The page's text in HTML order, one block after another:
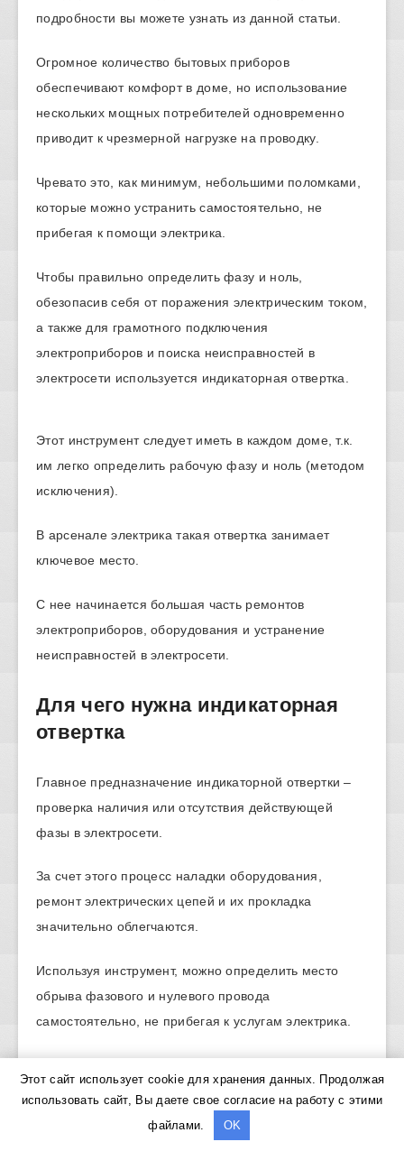
подробности вы можете узнать из данной статьи.
Огромное количество бытовых приборов
обеспечивают комфорт в доме, но использование
нескольких мощных потребителей одновременно
приводит к чрезмерной нагрузке на проводку.
Чревато это, как минимум, небольшими поломками,
которые можно устранить самостоятельно, не
прибегая к помощи электрика.
Чтобы правильно определить фазу и ноль,
обезопасив себя от поражения электрическим током,
а также для грамотного подключения
электроприборов и поиска неисправностей в
электросети используется индикаторная отвертка.
Этот инструмент следует иметь в каждом доме, т.к.
им легко определить рабочую фазу и ноль (методом
исключения).
В арсенале электрика такая отвертка занимает
ключевое место.
С нее начинается большая часть ремонтов
электроприборов, оборудования и устранение
неисправностей в электросети.
Для чего нужна индикаторная
отвертка
Главное предназначение индикаторной отвертки –
проверка наличия или отсутствия действующей
фазы в электросети.
За счет этого процесс наладки оборудования,
ремонт электрических цепей и их прокладка
значительно облегчаются.
Используя инструмент, можно определить место
обрыва фазового и нулевого провода
самостоятельно, не прибегая к услугам электрика.
работе с электричеством, определяя наличие тока в
Этот сайт использует cookie для хранения данных. Продолжая
использовать сайт, Вы даете свое согласие на работу с этими
файлами.
OK